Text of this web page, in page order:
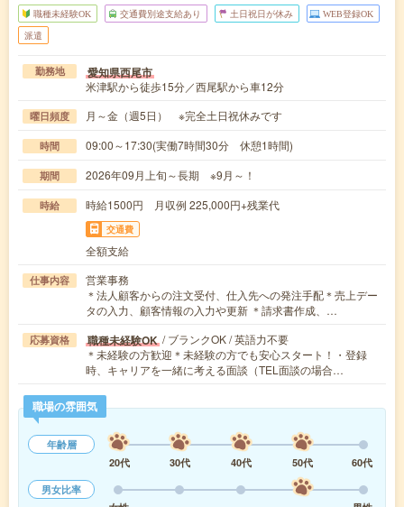
職種未経験OK 交通費別途支給あり 土日祝日が休み WEB登録OK
派遣
勤務地 愛知県西尾市
米津駅から徒歩15分／西尾駅から車12分
曜日頻度 月～金（週5日） ※完全土日祝休みです
時間 09:00～17:30(実働7時間30分 休憩1時間)
期間 2026年09月上旬～長期 ※9月～！
時給 時給1500円 月収例 225,000円+残業代
交通費
全額支給
仕事内容
営業事務
＊法人顧客からの注文受付、仕入先への発注手配＊売上デー
タの入力、顧客情報の入力や更新 ＊請求書作成、…
応募資格 職種未経験OK / ブランクOK / 英語力不要
＊未経験の方歓迎＊未経験の方でも安心スタート！・登録
時、キャリアを一緒に考える面談（TEL面談の場合…
職場の雰囲気
年齢層
20代
30代 40代 50代
60代
男女比率